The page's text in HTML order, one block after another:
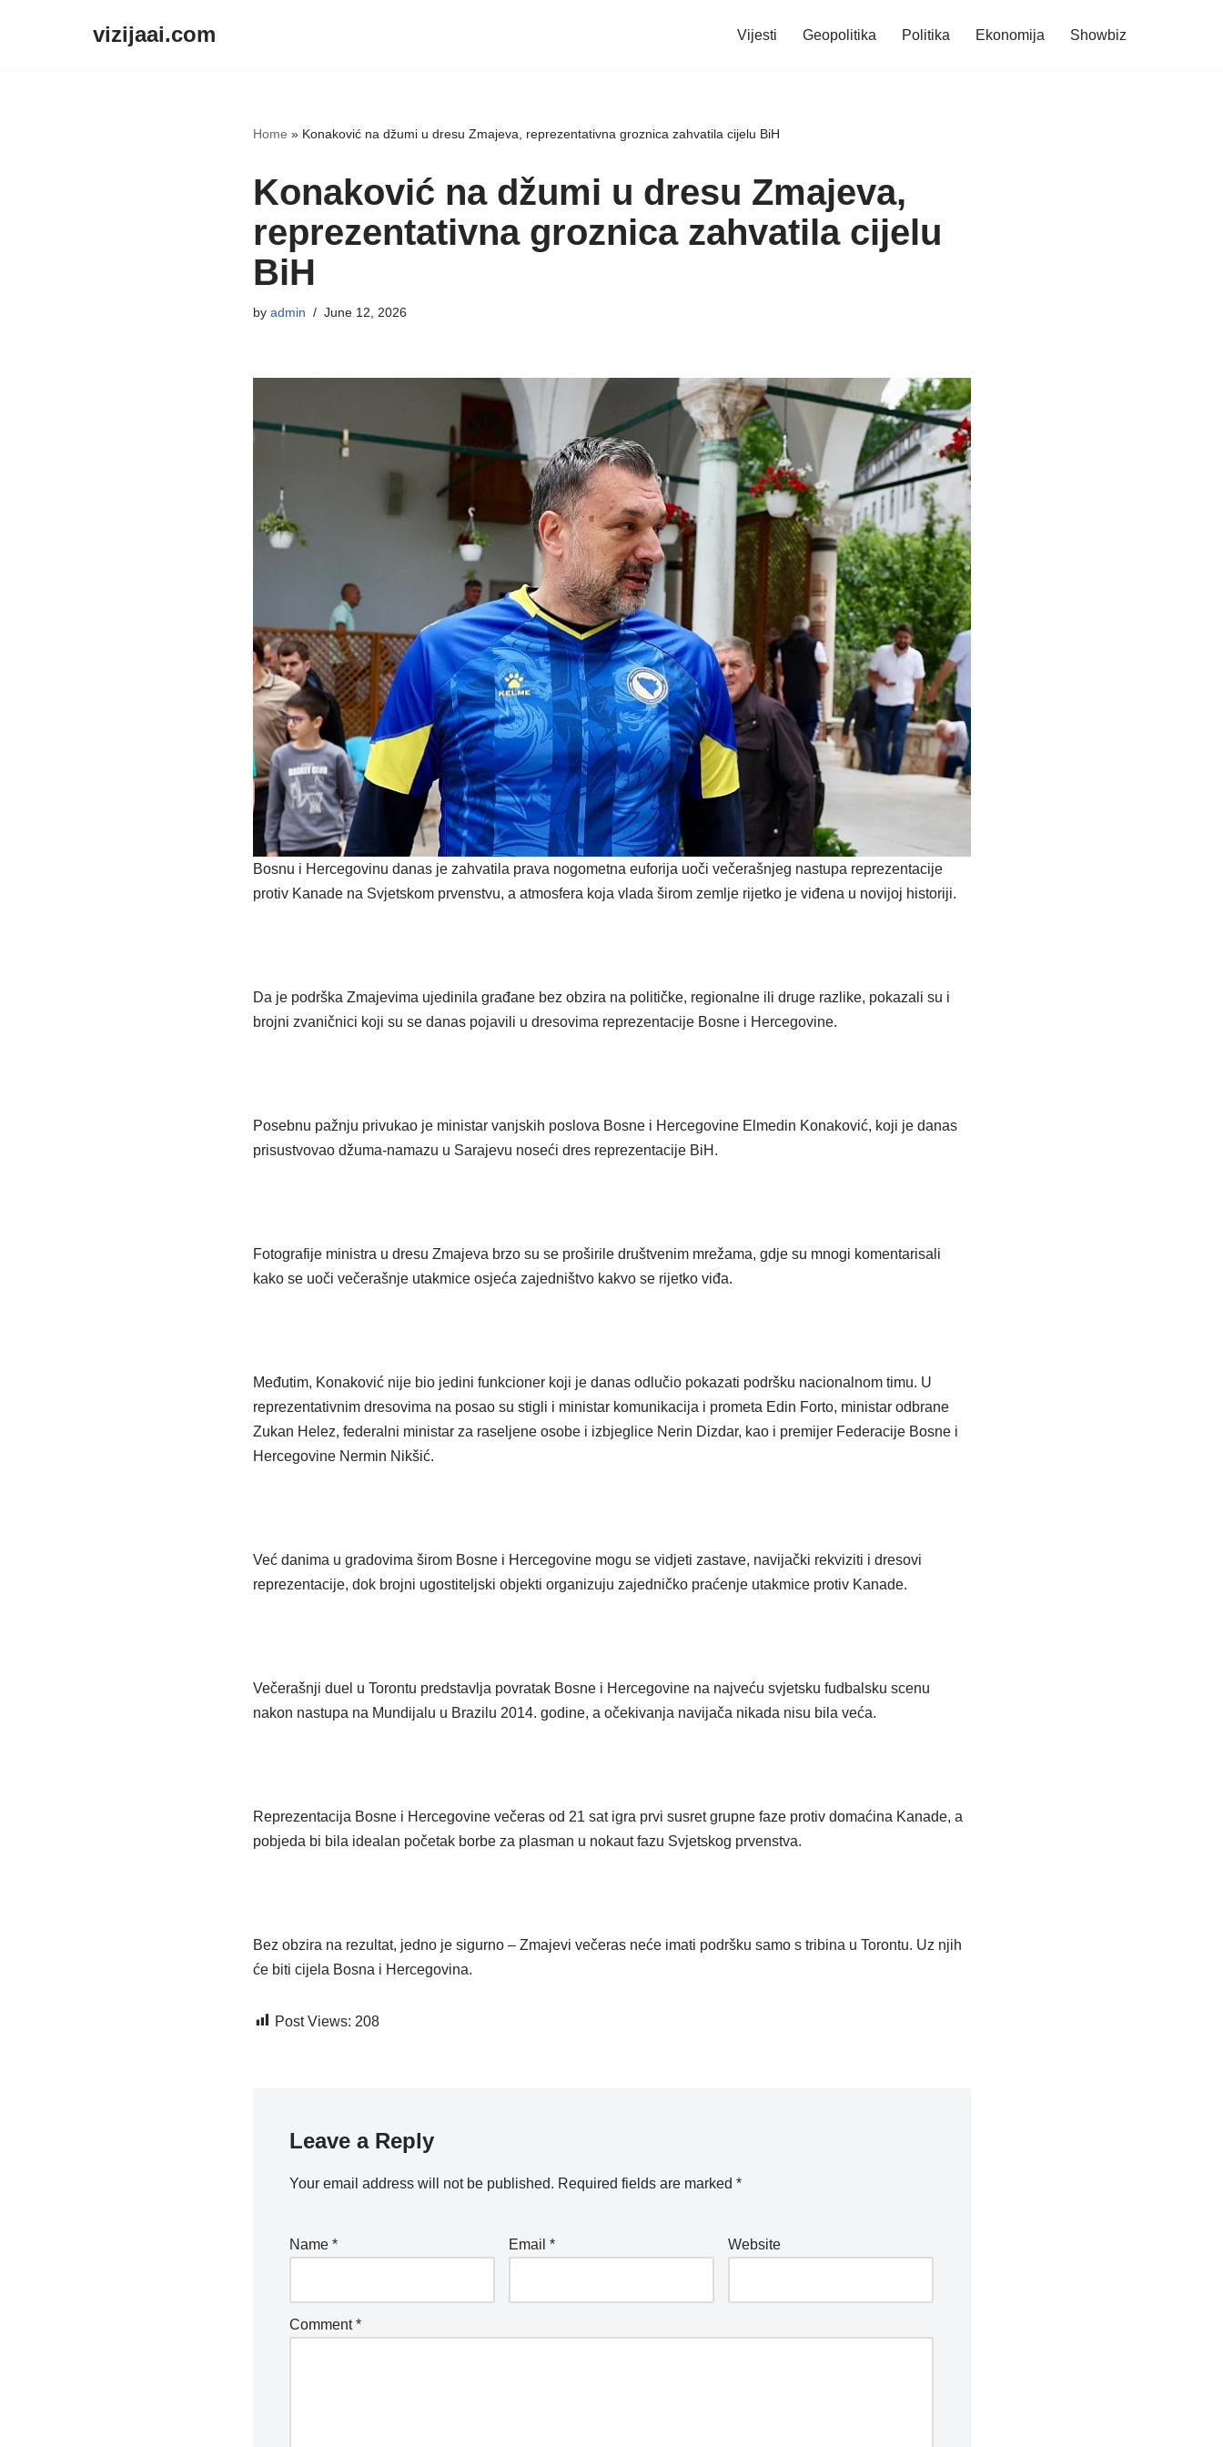
vizijaai.com Vijesti Geopolitika Politika Ekonomija Showbiz
Home » Konaković na džumi u dresu Zmajeva, reprezentativna groznica zahvatila cijelu BiH
Konaković na džumi u dresu Zmajeva,
reprezentativna groznica zahvatila cijelu
BiH
by admin June 12, 2026
Bosnu i Hercegovinu danas je zahvatila prava nogometna euforija uoči večerašnjeg nastupa reprezentacije
protiv Kanade na Svjetskom prvenstvu, a atmosfera koja vlada širom zemlje rijetko je viđena u novijoj historiji.
Da je podrška Zmajevima ujedinila građane bez obzira na političke, regionalne ili druge razlike, pokazali su i
brojni zvaničnici koji su se danas pojavili u dresovima reprezentacije Bosne i Hercegovine.
Posebnu pažnju privukao je ministar vanjskih poslova Bosne i Hercegovine Elmedin Konaković, koji je danas
prisustvovao džuma-namazu u Sarajevu noseći dres reprezentacije BiH.
Fotografije ministra u dresu Zmajeva brzo su se proširile društvenim mrežama, gdje su mnogi komentarisali
kako se uoči večerašnje utakmice osjeća zajedništvo kakvo se rijetko viđa.
Međutim, Konaković nije bio jedini funkcioner koji je danas odlučio pokazati podršku nacionalnom timu. U
reprezentativnim dresovima na posao su stigli i ministar komunikacija i prometa Edin Forto, ministar odbrane
Zukan Helez, federalni ministar za raseljene osobe i izbjeglice Nerin Dizdar, kao i premijer Federacije Bosne i
Hercegovine Nermin Nikšić.
Već danima u gradovima širom Bosne i Hercegovine mogu se vidjeti zastave, navijački rekviziti i dresovi
reprezentacije, dok brojni ugostiteljski objekti organizuju zajedničko praćenje utakmice protiv Kanade.
Večerašnji duel u Torontu predstavlja povratak Bosne i Hercegovine na najveću svjetsku fudbalsku scenu
nakon nastupa na Mundijalu u Brazilu 2014. godine, a očekivanja navijača nikada nisu bila veća.
Reprezentacija Bosne i Hercegovine večeras od 21 sat igra prvi susret grupne faze protiv domaćina Kanade, a
pobjeda bi bila idealan početak borbe za plasman u nokaut fazu Svjetskog prvenstva.
Bez obzira na rezultat, jedno je sigurno – Zmajevi večeras neće imati podršku samo s tribina u Torontu. Uz njih
će biti cijela Bosna i Hercegovina.
Post Views: 208
Leave a Reply
Your email address will not be published. Required fields are marked *
Name * Email * Website
Comment*